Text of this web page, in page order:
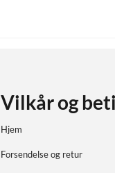
Vilkår og
Hjem
Forsendelse og retur